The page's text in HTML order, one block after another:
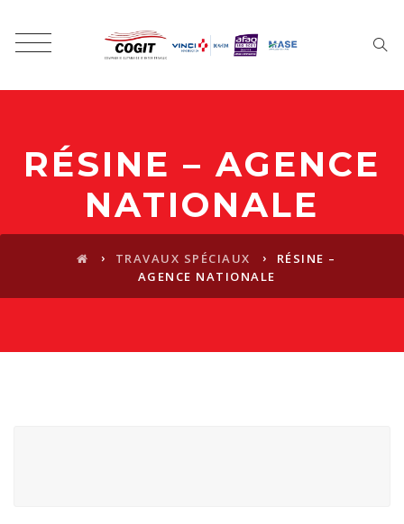
RÉSINE – AGENCE
NATIONALE
› TRAVAUX SPÉCIAUX ›
RÉSINE –
AGENCE NATIONALE